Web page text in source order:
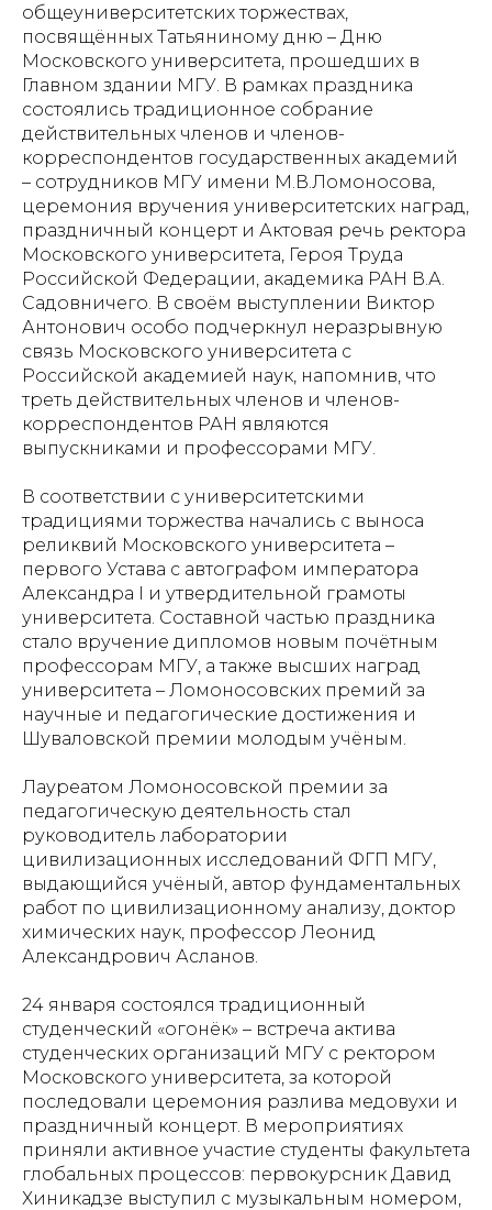
общеуниверситетских торжествах,
посвящённых Татьяниному дню – Дню
Московского университета, прошедших в
Главном здании МГУ. В рамках праздника
состоялись традиционное собрание
действительных членов и членов-
корреспондентов государственных академий
– сотрудников МГУ имени М.В.Ломоносова,
церемония вручения университетских наград,
праздничный концерт и Актовая речь ректора
Московского университета, Героя Труда
Российской Федерации, академика РАН В.А.
Садовничего. В своём выступлении Виктор
Антонович особо подчеркнул неразрывную
связь Московского университета с
Российской академией наук, напомнив, что
треть действительных членов и членов-
корреспондентов РАН являются
выпускниками и профессорами МГУ.
В соответствии с университетскими
традициями торжества начались с выноса
реликвий Московского университета –
первого Устава с автографом императора
Александра I и утвердительной грамоты
университета. Составной частью праздника
стало вручение дипломов новым почётным
профессорам МГУ, а также высших наград
университета – Ломоносовских премий за
научные и педагогические достижения и
Шуваловской премии молодым учёным.
Лауреатом Ломоносовской премии за
педагогическую деятельность стал
руководитель лаборатории
цивилизационных исследований ФГП МГУ,
выдающийся учёный, автор фундаментальных
работ по цивилизационному анализу, доктор
химических наук, профессор Леонид
Александрович Асланов.
24 января состоялся традиционный
студенческий «огонёк» – встреча актива
студенческих организаций МГУ с ректором
Московского университета, за которой
последовали церемония разлива медовухи и
праздничный концерт. В мероприятиях
приняли активное участие студенты факультета
глобальных процессов: первокурсник Давид
Хиникадзе выступил с музыкальным номером,